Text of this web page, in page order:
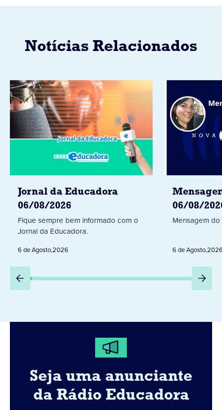
Notícias Relacionados
Jornal da Educadora
06/08/2026
Fique sempre bem informado com o
Jornal da Educadora.
6 de Agosto,2026
06/08/
Mensagem do
6 de Agosto,
Seja uma anunciante
da Rádio Educadora